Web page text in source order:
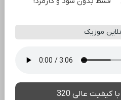
موزیک
کیفیت عالی 320